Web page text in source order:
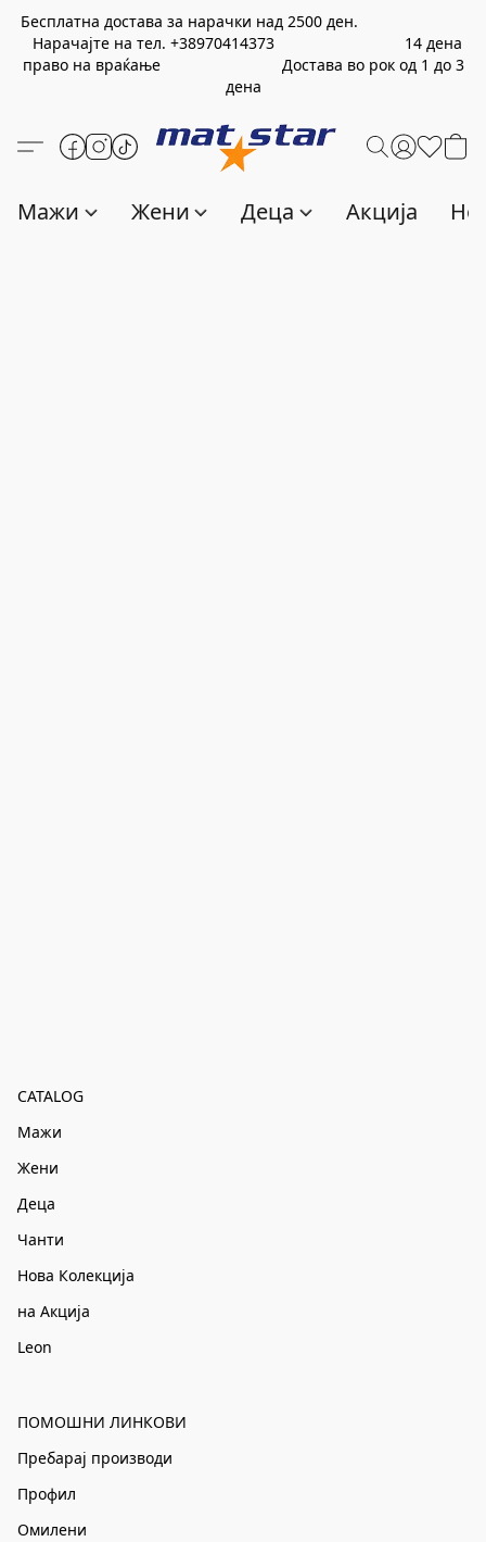
Бесплатна достава за нарачки над 2500 ден.
Нарачајте на тел. +38970414373 14 дена
право на враќање Достава во рок од 1 до 3
дена
Мажи Жени Деца Акција
CATALOG
Мажи
Жени
Деца
Чанти
Нова Колекција
на Акција
Leon
ПОМОШНИ ЛИНКОВИ
Пребарај производи
Профил
Омилени